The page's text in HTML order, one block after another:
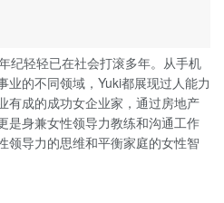
纪轻轻已在社会打滚多年。从手机
业的不同领域，Yuki都展现过人能力
有成的成功女企业家，通过房地产
是身兼女性领导力教练和沟通工作
领导力的思维和平衡家庭的女性智